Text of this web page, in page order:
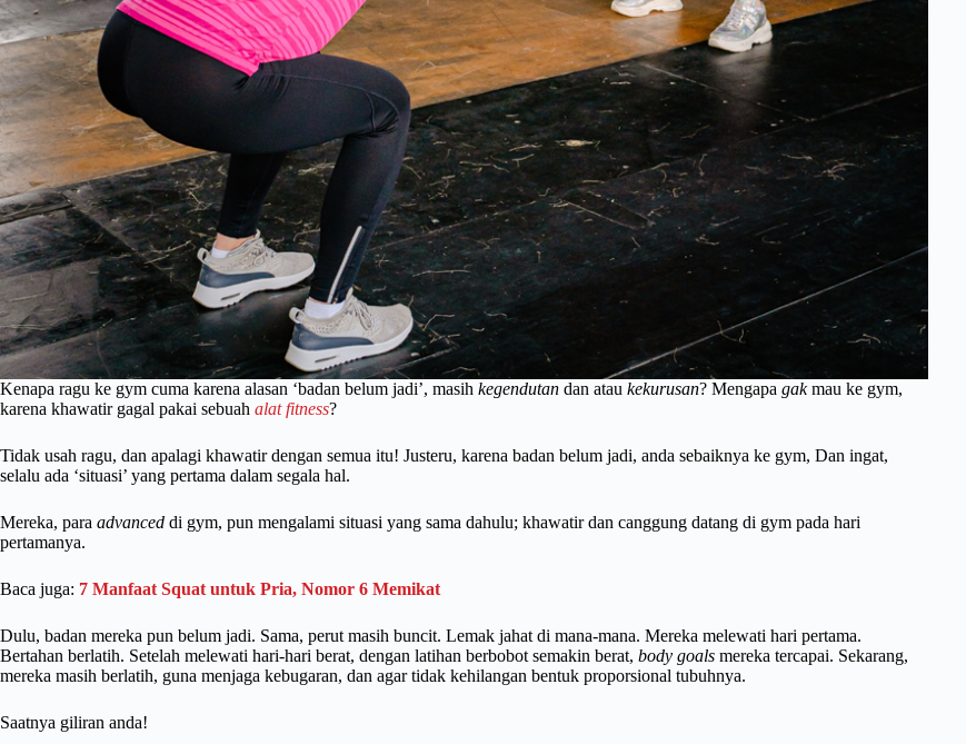
Kenapa ragu ke gym cuma karena alasan ‘badan belum jadi’, masih kegendutan dan atau kekurusan? Mengapa gakmau ke gym,
karena khawatir gagal pakai sebuah alat fitness?
Tidak usah ragu, dan apalagi khawatir dengan semua itu! Justeru, karena badan belum jadi, anda sebaiknya ke gym, Dan ingat,
selalu ada ‘situasi’ yang pertama dalam segala hal.
Mereka, para advanced di gym, pun mengalami situasi yang sama dahulu; khawatir dan canggung datang di gym pada hari
pertamanya.
Baca juga: 7 Manfaat Squat untuk Pria, Nomor 6 Memikat
Dulu, badan mereka pun belum jadi. Sama, perut masih buncit. Lemak jahat di mana-mana. Mereka melewati hari pertama.
Bertahan berlatih. Setelah melewati hari-hari berat, dengan latihan berbobot semakin berat, body goals mereka tercapai. Sekarang,
mereka masih berlatih, guna menjaga kebugaran, dan agar tidak kehilangan bentuk proporsional tubuhnya.
Saatnya giliran anda!